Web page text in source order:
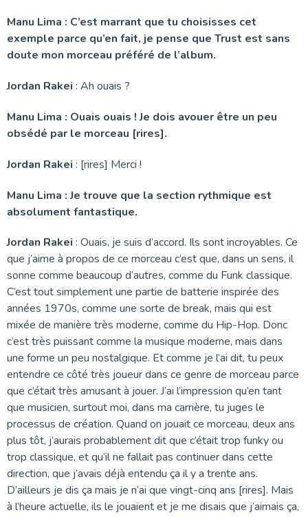
Manu Lima : C’est marrant que tu choisisses cet
exemple parce qu’en fait, je pense que Trust est sans
doute mon morceau préféré de l’album.
Jordan Rakei : Ah ouais ?
Manu Lima : Ouais ouais ! Je dois avouer être un peu
obsédé par le morceau [rires].
Jordan Rakei : [rires] Merci !
Manu Lima : Je trouve que la section rythmique est
absolument fantastique.
Jordan Rakei : Ouais, je suis d’accord. Ils sont incroyables. Ce
que j’aime à propos de ce morceau c’est que, dans un sens, il
sonne comme beaucoup d’autres, comme du Funk classique.
C’est tout simplement une partie de batterie inspirée des
années 1970s, comme une sorte de break, mais qui est
mixée de manière très moderne, comme du Hip-Hop. Donc
c’est très puissant comme la musique moderne, mais dans
une forme un peu nostalgique. Et comme je l’ai dit, tu peux
entendre ce côté très joueur dans ce genre de morceau parce
que c’était très amusant à jouer. J’ai l’impression qu’en tant
que musicien, surtout moi, dans ma carrière, tu juges le
processus de création. Quand on jouait ce morceau, deux ans
plus tôt, j’aurais probablement dit que c’était trop funky ou
trop classique, et qu’il ne fallait pas continuer dans cette
direction, que j’avais déjà entendu ça il y a trente ans.
D’ailleurs je dis ça mais je n’ai que vingt-cinq ans [rires]. Mais
à l’heure actuelle, ils le jouaient et je me disais que j’aimais ça,